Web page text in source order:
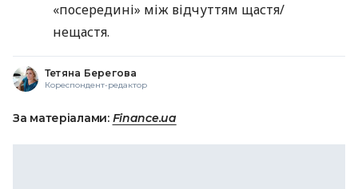
«посередині» між відчуттям щастя/
нещастя.
Тетяна Берегова
Кореспондент-редактор
За матеріалами: Finance.ua